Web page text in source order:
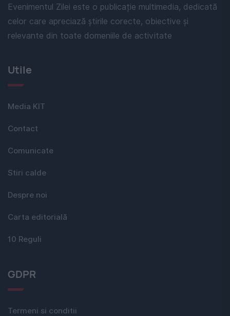
Evenimentul Zilei este o publicație multimedia, dedicată
celor care apreciază știrile corecte, obiective și
relevante din toate domeniile de activitate
Utile
Media KIT
Contact
Comunicate
Stiri calde
Despre noi
Carta editorială
10 Reguli
GDPR
Termeni si conditii